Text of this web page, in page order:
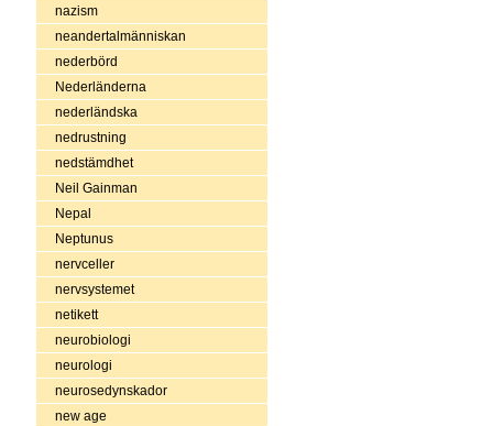
nazism
neandertalmänniskan
nederbörd
Nederländerna
nederländska
nedrustning
nedstämdhet
Neil Gainman
Nepal
Neptunus
nervceller
nervsystemet
netikett
neurobiologi
neurologi
neurosedynskador
new age